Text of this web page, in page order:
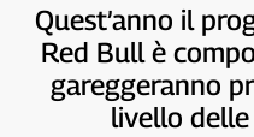
Quest’anno il
Red Bull è
gareggeranno
livello delle